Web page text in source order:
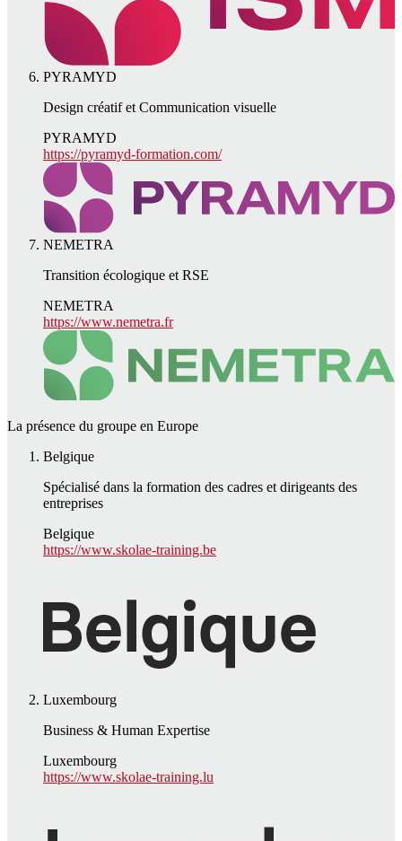
PYRAMYD
Design créatif et Communication visuelle
PYRAMYD
https://pyramyd-formation.com/
NEMETRA
Transition écologique et RSE
NEMETRA
https://www.nemetra.fr
La présence du groupe en Europe
Belgique
Spécialisé dans la formation des cadres et dirigeants des
entreprises
Belgique
https://www.skolae-training.be
Luxembourg
Business & Human Expertise
Luxembourg
https://www.skolae-training.lu